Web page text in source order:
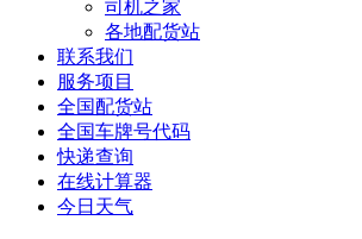
司机之家
各地配货站
联系我们
服务项目
全国配货站
全国车牌号代码
快递查询
在线计算器
今日天气